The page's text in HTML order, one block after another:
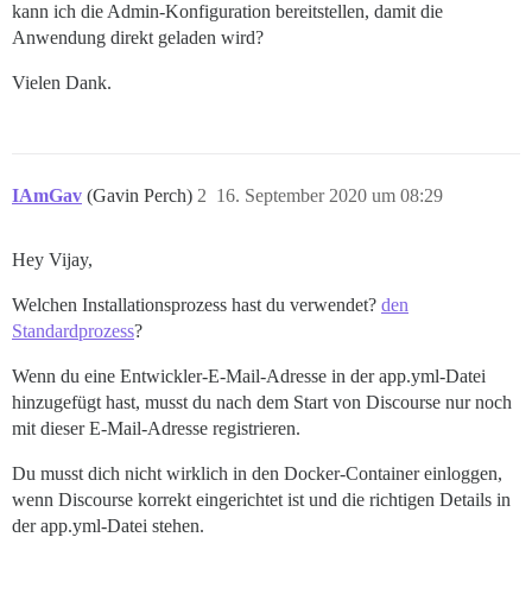
kann ich die Admin-Konfiguration bereitstellen, damit die
Anwendung direkt geladen wird?
Vielen Dank.
IAmGav (Gavin Perch) 16. September 2020 um 08:29
2
Hey Vijay,
Welchen Installationsprozess hast du verwendet? den
Standardprozess?
Wenn du eine Entwickler-E-Mail-Adresse in der app.yml-Datei
hinzugefügt hast, musst du nach dem Start von Discourse nur noch
mit dieser E-Mail-Adresse registrieren.
Du musst dich nicht wirklich in den Docker-Container einloggen,
wenn Discourse korrekt eingerichtet ist und die richtigen Details in
der app.yml-Datei stehen.